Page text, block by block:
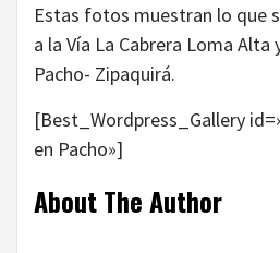
Estas fotos muestran lo que
a la Vía La Cabrera Loma Alta
Pacho- Zipaquirá.
[Best_Wordpress_Gallery
en Pacho»]
About The Author